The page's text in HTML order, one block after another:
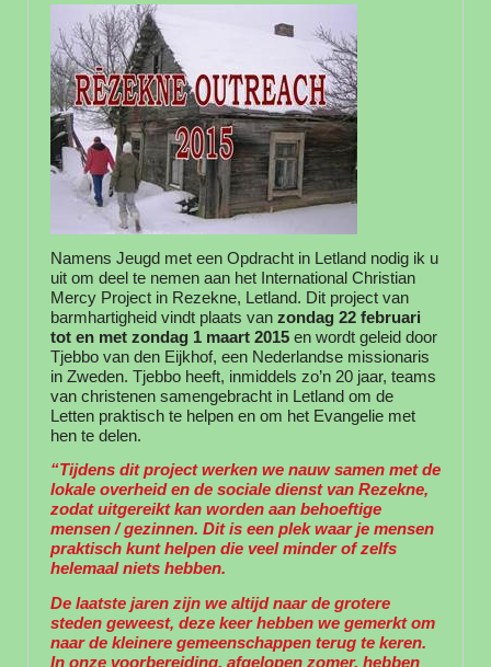
Namens Jeugd met een Opdracht in Letland nodig ik u
uit om deel te nemen aan het International Christian
Mercy Project in Rezekne, Letland. Dit project van
barmhartigheid vindt plaats van zondag 22 februari
tot en met zondag 1 maart 2015 en wordt geleid door
Tjebbo van den Eijkhof, een Nederlandse missionaris
in Zweden. Tjebbo heeft, inmiddels zo’n 20 jaar, teams
van christenen samengebracht in Letland om de
Letten praktisch te helpen en om het Evangelie met
hen te delen.
“Tijdens dit project werken we nauw samen met de
lokale overheid en de sociale dienst van Rezekne,
zodat uitgereikt kan worden aan behoeftige
mensen / gezinnen. Dit is een plek waar je mensen
praktisch kunt helpen die veel minder of zelfs
helemaal niets hebben.
De laatste jaren zijn we altijd naar de grotere
steden geweest, deze keer hebben we gemerkt om
naar de kleinere gemeenschappen terug te keren.
In onze voorbereiding, afgelopen zomer, hebben